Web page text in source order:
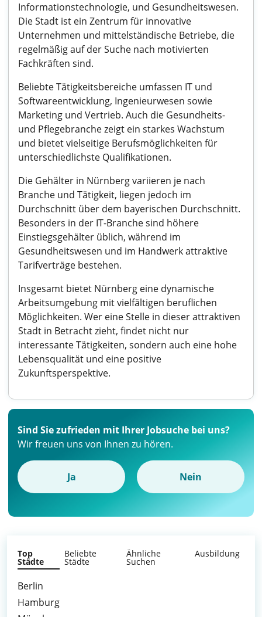
Informationstechnologie, und Gesundheitswesen.
Die Stadt ist ein Zentrum für innovative
Unternehmen und mittelständische Betriebe, die
regelmäßig auf der Suche nach motivierten
Fachkräften sind.
Beliebte Tätigkeitsbereiche umfassen IT und
Softwareentwicklung, Ingenieurwesen sowie
Marketing und Vertrieb. Auch die Gesundheits-
und Pflegebranche zeigt ein starkes Wachstum
und bietet vielseitige Berufsmöglichkeiten für
unterschiedlichste Qualifikationen.
Die Gehälter in Nürnberg variieren je nach
Branche und Tätigkeit, liegen jedoch im
Durchschnitt über dem bayerischen Durchschnitt.
Besonders in der IT-Branche sind höhere
Einstiegsgehälter üblich, während im
Gesundheitswesen und im Handwerk attraktive
Tarifverträge bestehen.
Insgesamt bietet Nürnberg eine dynamische
Arbeitsumgebung mit vielfältigen beruflichen
Möglichkeiten. Wer eine Stelle in dieser attraktiven
Stadt in Betracht zieht, findet nicht nur
interessante Tätigkeiten, sondern auch eine hohe
Lebensqualität und eine positive
Zukunftsperspektive.
Sind Sie zufrieden mit Ihrer Jobsuche bei uns?
Wir freuen uns von Ihnen zu hören.
Ja Nein
Top
Städte
Beliebte
Städte
Ähnliche
Suchen
Ausbildung
Berlin
Hamburg